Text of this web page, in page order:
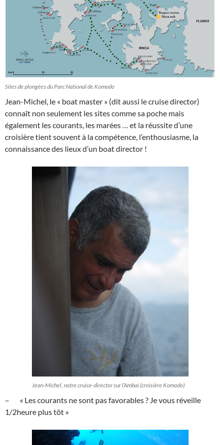
Sites de plongées du Parc National de Komodo
Jean-Michel, le « boat master » (dit aussi le cruise director)
connaît non seulement les sites comme sa poche mais
également les courants, les marées … et la réussite d’une
croisière tient souvent à la compétence, l’enthousiasme, la
connaissance des lieux d’un boat director !
Jean-Michel, notre cruise-director sur l’Ambai (croisière Komodo)
– « Les courants ne sont pas favorables ? Je vous réveille
1/2heure plus tôt »